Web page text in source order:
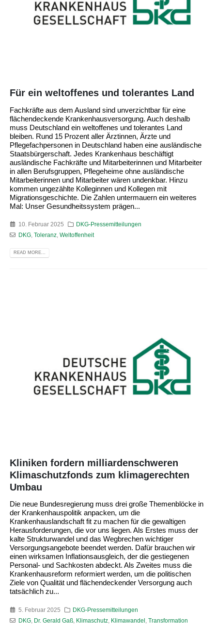
Für ein weltoffenes und tolerantes Land
Fachkräfte aus dem Ausland sind unverzichtbar für eine
flächendeckende Krankenhausversorgung. Auch deshalb
muss Deutschland ein weltoffenes und tolerantes Land
bleiben. Rund 15 Prozent aller Ärztinnen, Ärzte und
Pflegefachpersonen in Deutschland haben eine ausländische
Staatsbürgerschaft. Jedes Krankenhaus beschäftigt
ausländische Fachkräfte und Mitarbeiterinnen und Mitarbeiter
in allen Berufsgruppen, Pflegeheime ohne ausländische
Mitarbeiterinnen und Mitarbeiter wären undenkbar. Hinzu
kommen ungezählte Kolleginnen und Kollegen mit
Migrationsgeschichte. Die Zahlen untermauern ein weiteres
Mal: Unser Gesundheitssystem prägen...
10. Februar 2025
DKG-Pressemitteilungen
DKG, Toleranz, Weltoffenheit
READ MORE...
Kliniken fordern milliardenschweren
Klimaschutzfonds zum klimagerechten
Umbau
Die neue Bundesregierung muss drei große Themenblöcke in
der Krankenhauspolitik anpacken, um die
Krankenhauslandschaft fit zu machen für die gewaltigen
Herausforderungen, die vor uns liegen. Als Erstes muss der
kalte Strukturwandel und das Wegbrechen wichtiger
Versorgungsangebote beendet werden. Dafür brauchen wir
einen wirksamen Inflationsausgleich, der die gestiegenen
Personal- und Sachkosten abdeckt. Als Zweites muss die
Krankenhausreform reformiert werden, um die politischen
Ziele von Qualität und flächendeckender Versorgung auch
tatsächlich zu...
5. Februar 2025
DKG-Pressemitteilungen
DKG, Dr. Gerald Gaß, Klimaschutz, Klimawandel Transformation